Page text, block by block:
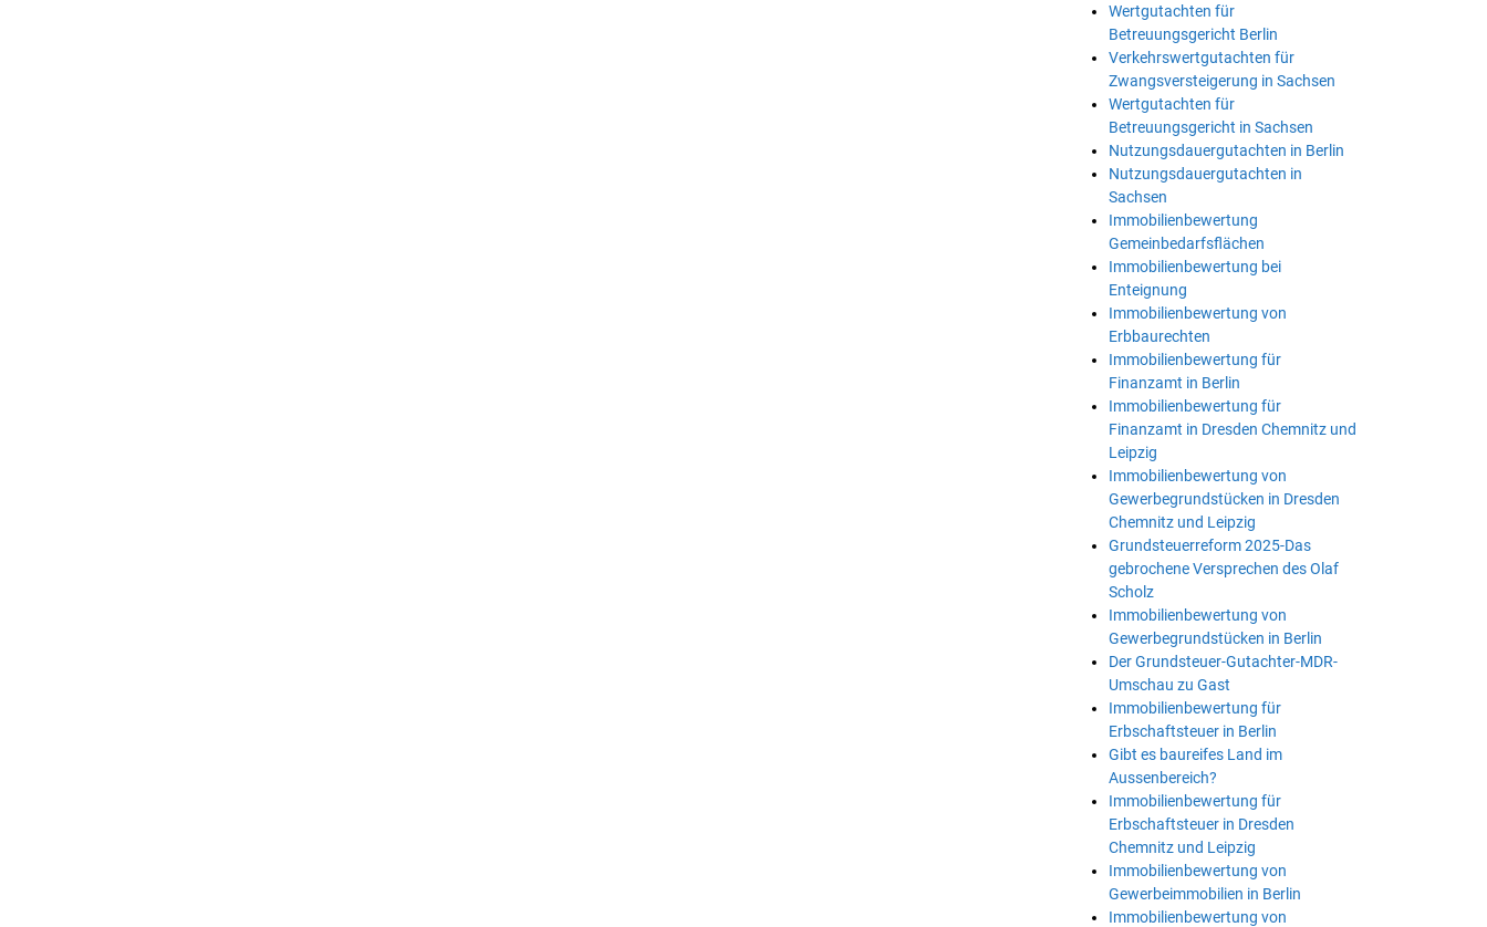
Wertgutachten für
Betreuungsgericht Berlin
Verkehrswertgutachten für
Zwangsversteigerung in Sachsen
Wertgutachten für
Betreuungsgericht in Sachsen
Nutzungsdauergutachten in Berlin
Nutzungsdauergutachten in
Sachsen
Immobilienbewertung
Gemeinbedarfsflächen
Immobilienbewertung bei
Enteignung
Immobilienbewertung von
Erbbaurechten
Immobilienbewertung für
Finanzamt in Berlin
Immobilienbewertung für
Finanzamt in Dresden Chemnitz und
Leipzig
Immobilienbewertung von
Gewerbegrundstücken in Dresden
Chemnitz und Leipzig
Grundsteuerreform 2025-Das
gebrochene Versprechen des Olaf
Scholz
Immobilienbewertung von
Gewerbegrundstücken in Berlin
Der Grundsteuer-Gutachter-MDR-
Umschau zu Gast
Immobilienbewertung für
Erbschaftsteuer in Berlin
Gibt es baureifes Land im
Aussenbereich?
Immobilienbewertung für
Erbschaftsteuer in Dresden
Chemnitz und Leipzig
Immobilienbewertung von
Gewerbeimmobilien in Berlin
Immobilienbewertung von